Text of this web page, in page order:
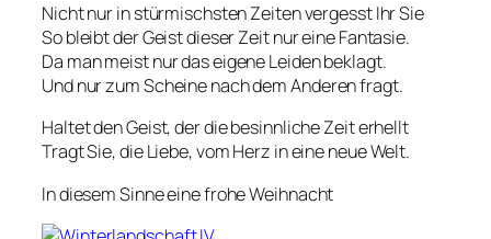
Nicht nur in stürmischsten Zeiten vergesst Ihr Sie
So bleibt der Geist dieser Zeit nur eine Fantasie.
Da man meist nur das eigene Leiden beklagt.
Und nur zum Scheine nach dem Anderen fragt.
Haltet den Geist, der die besinnliche Zeit erhellt
Tragt Sie, die Liebe, vom Herz in eine neue Welt.
In diesem Sinne eine frohe Weihnacht